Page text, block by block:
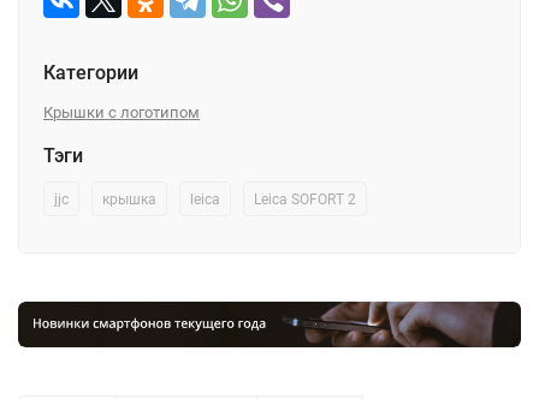
Категории
Крышки с логотипом
Тэги
jjc крышка leica Leica SOFORT 2